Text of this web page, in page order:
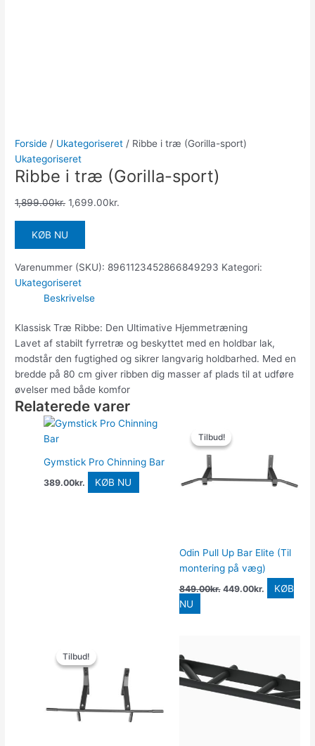
Forside / Ukategoriseret / Ribbe i træ (Gorilla-sport)
Ukategoriseret
Ribbe i træ (Gorilla-sport)
1,899.00kr. 1,699.00kr.
KØB NU
Varenummer (SKU): 8961123452866849293 Kategori:
Ukategoriseret
Beskrivelse
Klassisk Træ Ribbe: Den Ultimative Hjemmetræning
Lavet af stabilt fyrretræ og beskyttet med en holdbar lak,
modstår den fugtighed og sikrer langvarig holdbarhed. Med en
bredde på 80 cm giver ribben dig masser af plads til at udføre
øvelser med både komfor
Relaterede varer
Gymstick Pro Chinning Bar
389.00kr. KØB NU
Tilbud!
Tilbud!
Odin Pull Up Bar Elite (Til
montering på væg)
849.00kr.
oprindelige
pris
449.00kr.
er:
449.00kr..
KØB
NU
Tilbud!
Tilbud!
pris
1,000.00kr..448.00kr..